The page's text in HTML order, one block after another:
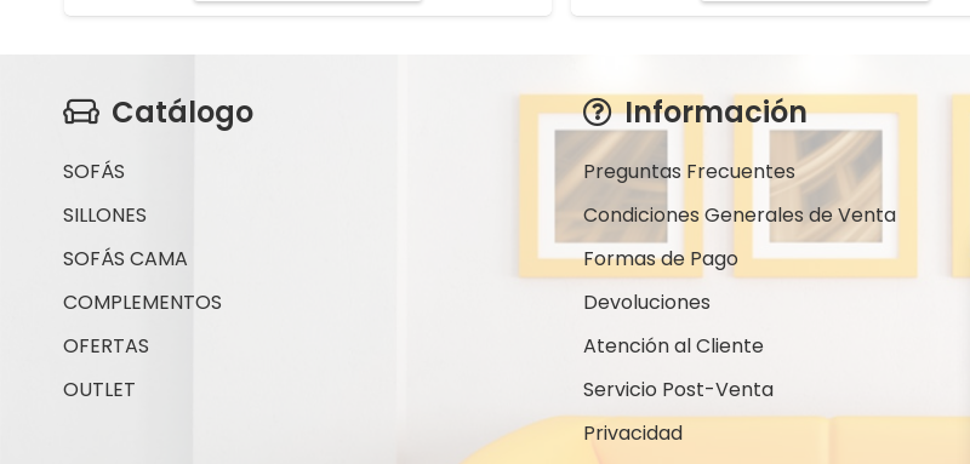
Catálogo
SOFÁS
SILLONES
SOFÁS CAMA
COMPLEMENTOS
OFERTAS
OUTLET
Información
Preguntas Frecuentes
Condiciones Generales de Venta
Formas de Pago
Devoluciones
Atención al Cliente
Servicio Post-Venta
Privacidad